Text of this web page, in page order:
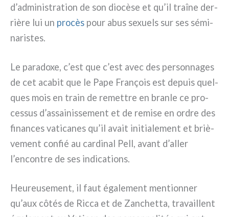
d’administration de son dio­cè­se et qu’il traî­ne der­
riè­re lui un pro­cès pour abus sexuels sur ses sémi­
na­ri­stes.
Le para­do­xe, c’est que c’est avec des per­son­na­ges
de cet aca­bit que le Pape François est depuis quel­
ques mois en train de remet­tre en bran­le ce pro­
ces­sus d’assainissement et de remi­se en ordre des
finan­ces vati­ca­nes qu’il avait ini­tia­le­ment et briè­
ve­ment con­fié au car­di­nal Pell, avant d’aller
l’encontre de ses indi­ca­tions.
Heureusement, il faut éga­le­ment men­tion­ner
qu’aux côtés de Ricca et de Zanchetta, tra­vail­lent